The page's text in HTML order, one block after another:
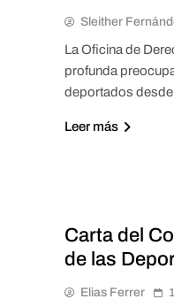
Sleither
La Oficina de
profunda
deportados
Leer más
Carta del
de las
Elias Ferrer